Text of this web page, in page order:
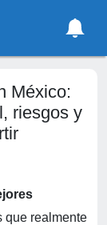
México:
riesgos y
que realmente